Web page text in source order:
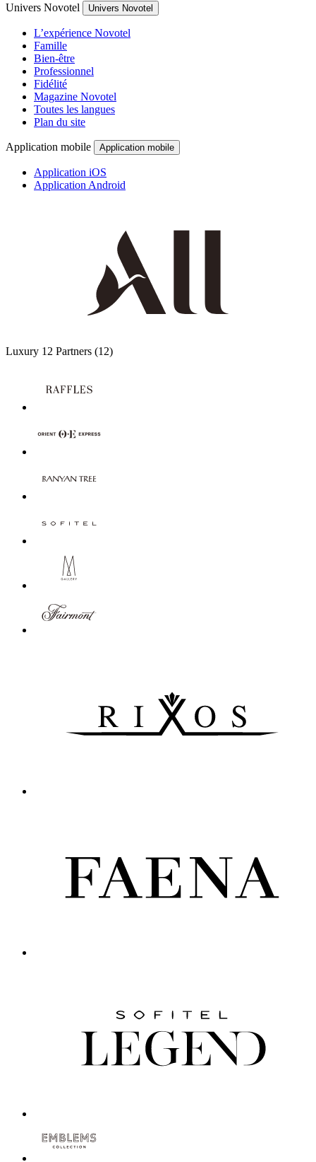
Univers Novotel Univers Novotel
L’expérience Novotel
Famille
Bien-être
Professionnel
Fidélité
Magazine Novotel
Toutes les langues
Plan du site
Application mobile Application mobile
Application iOS
Application Android
Luxury 12 Partners (12)